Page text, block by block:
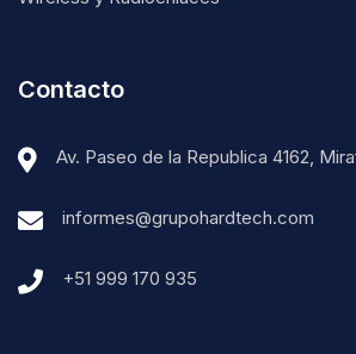
Contacto
Av. Paseo de la Republica 4162,
informes@grupohardtech.com
+51 999 170 935